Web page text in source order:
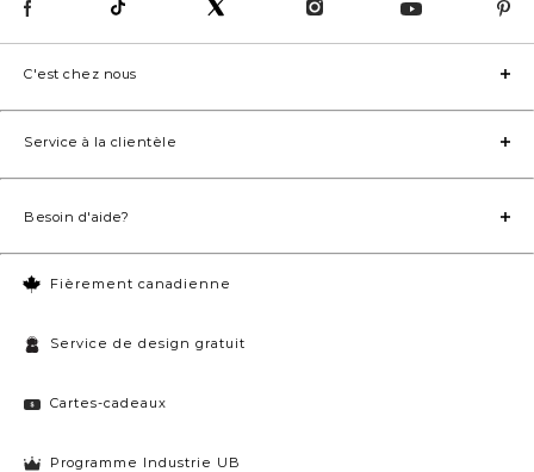
Fièrement canadienne
Service de design gratuit
Cartes-cadeaux
Programme Industrie UB
C'est chez nous
Service à la clientèle
Besoin d'aide?